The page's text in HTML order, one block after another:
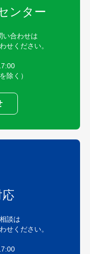
ンター
い合わせは
せください。
除く）
談は
せください。